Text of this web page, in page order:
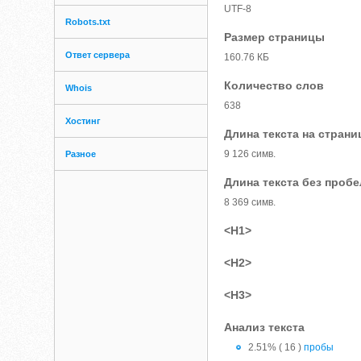
Robots.txt
Ответ сервера
Whois
Хостинг
Разное
UTF-8
Размер страницы
160.76 КБ
Количество слов
638
Длина текста на
9 126 симв.
Длина текста без
8 369 симв.
<H1>
<H2>
<H3>
Анализ текста
2.51% ( 16 )пробы